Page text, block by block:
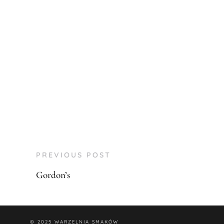
PREVIOUS POST
Gordon’s
© 2025 WARZELNIA SMAKÓW